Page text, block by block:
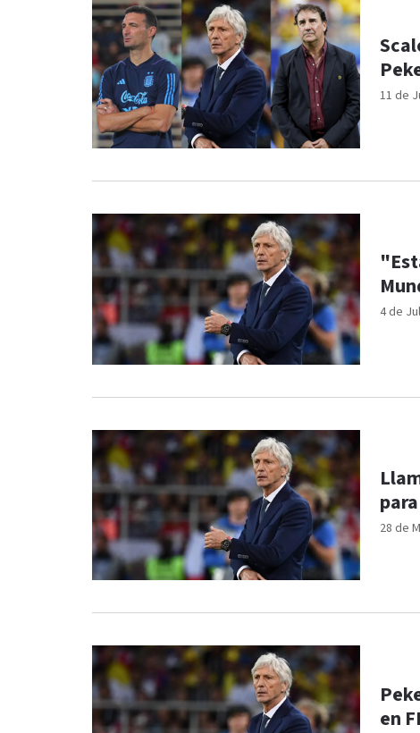
11 de
4 de
28 de
en